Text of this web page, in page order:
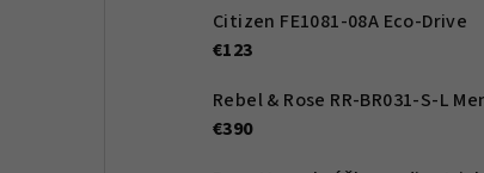
Citizen FE1081-08A Eco-Drive
€123
€390